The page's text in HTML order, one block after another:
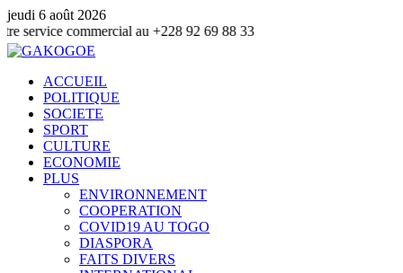
jeudi 6 août 2026
au +228 92 69 88 33
ACCUEIL
POLITIQUE
SOCIETE
SPORT
CULTURE
ECONOMIE
PLUS
ENVIRONNEMENT
COOPERATION
COVID19 AU TOGO
DIASPORA
FAITS DIVERS